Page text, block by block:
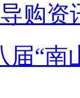
导购资
届“